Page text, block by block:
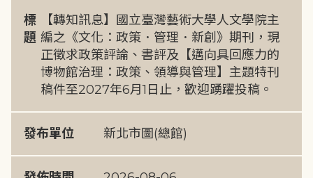
標
題
【轉知訊息】國立臺灣藝術大學人文學院主
編之《文化：政策．管理．新創》期刊，現
正徵求政策評論、書評及【邁向具回應力的
博物館治理：政策、領導與管理】主題特刊
稿件至2027年6月1日止，歡迎踴躍投稿。
發布單位 新北市圖(總館)